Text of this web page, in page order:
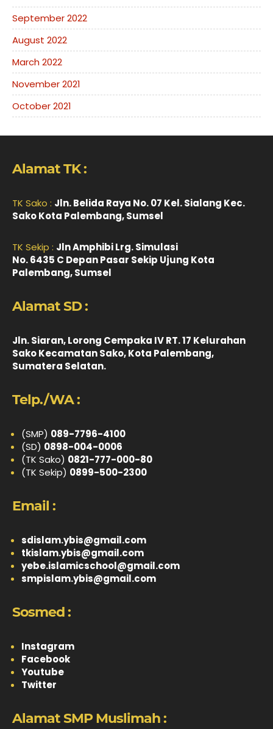
September 2022
August 2022
March 2022
November 2021
October 2021
Alamat TK :
TK Sako : Jln. Belida Raya No. 07 Kel. Sialang Kec.
Sako Kota Palembang, Sumsel
TK Sekip : Jln Amphibi Lrg. Simulasi
No. 6435 C Depan Pasar Sekip Ujung Kota
Palembang, Sumsel
Alamat SD :
Jln. Siaran, Lorong Cempaka IV RT. 17 Kelurahan
Sako Kecamatan Sako, Kota Palembang,
Sumatera Selatan.
Telp./WA :
(SMP) 089-7796-4100
(SD) 0898-004-0006
(TK Sako) 0821-777-000-80
(TK Sekip) 0899-500-2300
Email :
sdislam.ybis@gmail.com
tkislam.ybis@gmail.com
yebe.islamicschool@gmail.com
smpislam.ybis@gmail.com
Sosmed :
Instagram
Facebook
Youtube
Twitter
Alamat SMP Muslimah :